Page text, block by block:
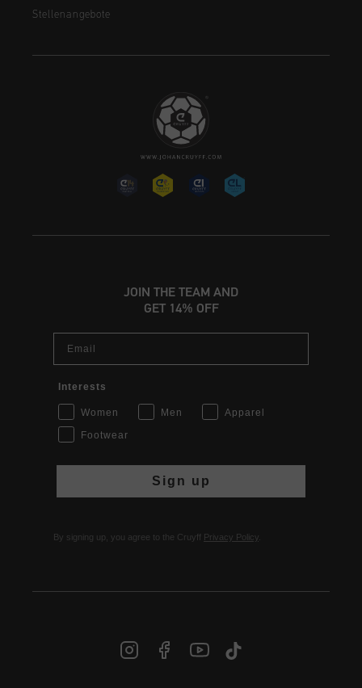
Stellenangebote
JOIN THE TEAM AND
GET 14% OFF
Interests
Women Men
Apparel
Footwear
Sign up
By signing up, you agree to the Cruyff Privacy Policy